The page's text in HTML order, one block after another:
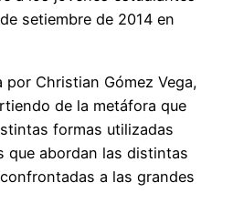
setiembre de 2014 en
por Christian Gómez Vega,
de la metáfora que
formas utilizadas
que abordan las distintas
a las grandes